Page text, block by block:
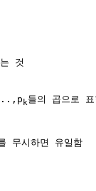
현하는 것
k들의 곱으로
무시하면 유일함